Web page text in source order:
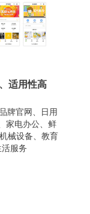
适用性高
牌官网、日用
家电办公、鲜
械设备、教育
服务